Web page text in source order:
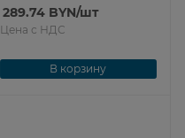
289.74BYN/шт
Цена с НДС
В корзину